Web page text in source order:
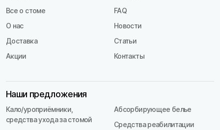
Все о стоме
О нас
Доставка
Акции
FAQ
Новости
Статьи
Контакты
Наши предложения
Кало/уроприёмники,
средства ухода за стомой
Абсорбирующее белье
Средства реабилитации